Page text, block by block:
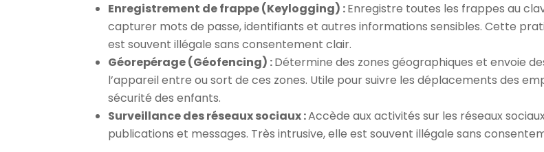
Enregistrement de frappe (Keylogging) :Enregistre toutes les frappes au
capturer mots de passe, identifiants et autres informations sensibles. Cette
est souvent illégale sans consentement clair.
Géorepérage (Géofencing) :Détermine des zones géographiques et envoie
l’appareil entre ou sort de ces zones. Utile pour suivre les déplacements des
sécurité des enfants.
Surveillance des réseaux sociaux :Accède aux activités sur les réseaux
publications et messages. Très intrusive, elle est souvent illégale sans